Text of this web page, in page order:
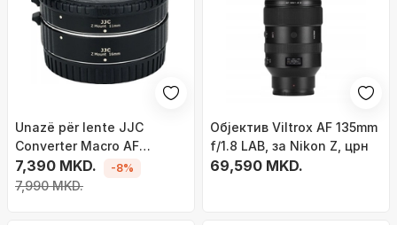
Unazë për lente JJC
Converter Macro AF
Extension Tubes për Nikon
Z (Z6, Z7, Z50)
7,390 MKD.
7,990 MKD.
-8%
Објектив Viltrox AF 135mm
f/1.8 LAB, за Nikon Z, црн
69,590 MKD.